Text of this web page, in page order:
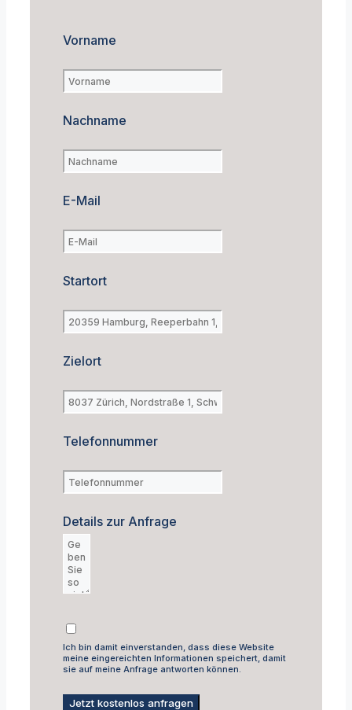
Vorname
Nachname
E-Mail
Startort
Zielort
Telefonnummer
Details zur Anfrage
Ich bin damit einverstanden, dass diese Website
meine eingereichten Informationen speichert, damit
sie auf meine Anfrage antworten können.
Jetzt kostenlos anfragen